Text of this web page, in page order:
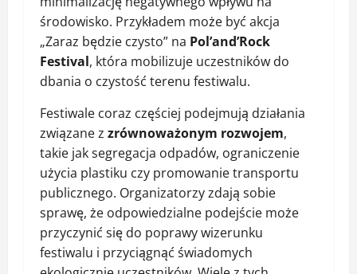
środowisko. Przykładem może być akcja
„Zaraz będzie czysto” na Pol’and’Rock
Festival, która mobilizuje uczestników do
dbania o czystość terenu festiwalu.
Festiwale coraz częściej podejmują działania
związane z zrównoważonym rozwojem,
takie jak segregacja odpadów, ograniczenie
użycia plastiku czy promowanie transportu
publicznego. Organizatorzy zdają sobie
sprawę, że odpowiedzialne podejście może
przyczynić się do poprawy wizerunku
festiwalu i przyciągnąć świadomych